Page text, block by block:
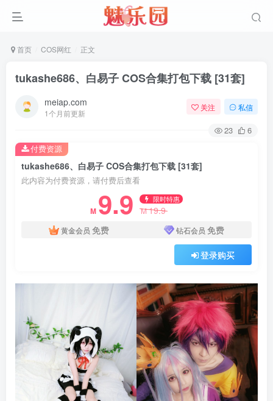
首页 COS网红 正文
tukashe686、白易子 COS合集打包下载 [31套]
meiap.com
1个月前更新
关注 私信
23 6
tukashe686、白易子 COS合集打包下载 [31套]
此内容为付费资源，请付费后查看
M 9.9 限时特惠
M19.9
黄金会员 免费 钻石会员 免费
登录购买
付费资源